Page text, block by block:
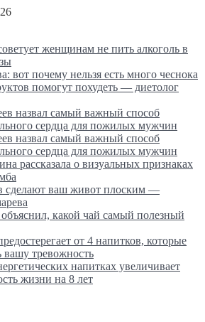
женщинам не пить алкоголь в
вот почему нельзя есть много чеснока
помогут похудеть — диетолог
назвал самый важный способ
сердца для пожилых мужчин
назвал самый важный способ
сердца для пожилых мужчин
рассказала о визуальных признаках
сделают ваш живот плоским —
какой чай самый полезный
от 4 напитков, которые
вашу тревожность
напитках увеличивает
жизни на 8 лет